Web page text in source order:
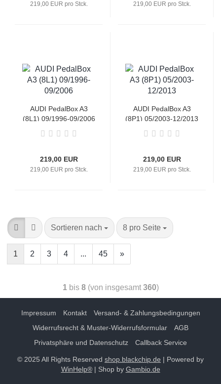
219,00 EUR pro Stck. 219,00 EUR pro Stck.
AUDI PedalBox A3
(8L1) 09/1996-09/2006
219,00 EUR
219,00 EUR pro Stck.
AUDI PedalBox A3
(8P1) 05/2003-12/2013
219,00 EUR
219,00 EUR pro Stck.
Sortieren nach 8 pro Seite
1 2 3 4 ... 45 »
1bis 8(von insgesamt 360)
Impressum Kontakt
Versand- & Zahlungsbedingungen
Widerrufsrecht & Muster-Widerrufsformular
AGB
Privatsphäre und Datenschutz
Callback Service
© 2025 All Rights Reserved shop.blackchip.de | Powered by
WinHelp®| Shop by Gambio.de